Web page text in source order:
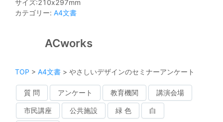
サイズ:210x297mm
カテゴリー: A4文書
ACworks
TOP > A4文書 > やさしいデザインのセミナーアンケート
質 問 アンケート 教育機関 講演会場
市民講座 公共施設 緑 色 白